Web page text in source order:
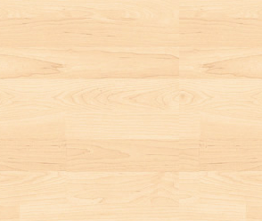
描繪奧吉眼中的世
界，也加入他同學、
姊姊、姊姊的男友等
六個青少年的多重敘
事觀點，透過他們不
惑和掙扎，逐漸拼湊
的生命旅程，述說一
個平凡的男孩，如何
接納自己、勇敢長大
錢來，簡直就像是一
個超級大富翁！ 可是
滾滾豬最近發生大麻
煩了，因為他牙痛又
不想去看啄木鳥牙
錢來，班上同學沒有
易，滾滾豬被爸爸拖
去看牙，總算可以慢
慢呼錢了，現在他不